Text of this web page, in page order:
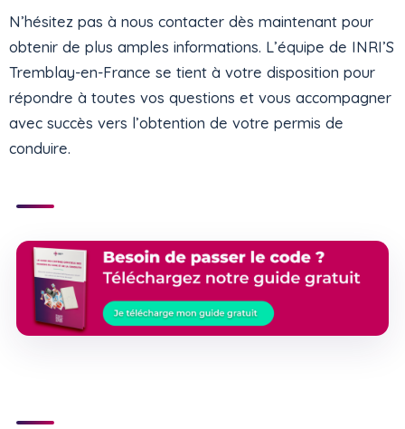
N’hésitez pas à nous contacter dès maintenant pour
obtenir de plus amples informations. L’équipe de INRI’S
Tremblay-en-France se tient à votre disposition pour
répondre à toutes vos questions et vous accompagner
avec succès vers l’obtention de votre permis de
conduire.